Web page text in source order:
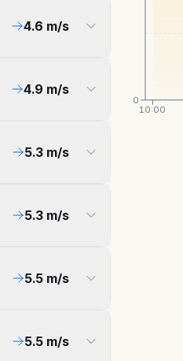
4.6 m/s
4.9 m/s
5.3m/s
5.3m/s
5.5m/s
5.5m/s
10:00
0